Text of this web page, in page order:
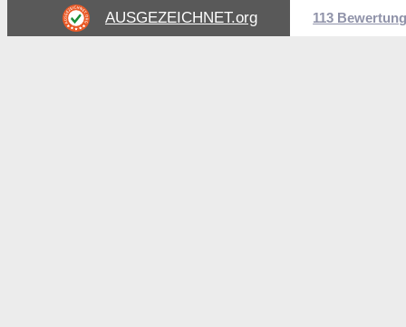
AUSGEZEICHNET.org 113